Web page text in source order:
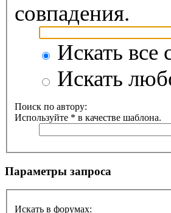
совпадения.
Искать все
Искать
Поиск по автору:
Используйте * в качестве шаблона.
Параметры запроса
Искать в форумах: